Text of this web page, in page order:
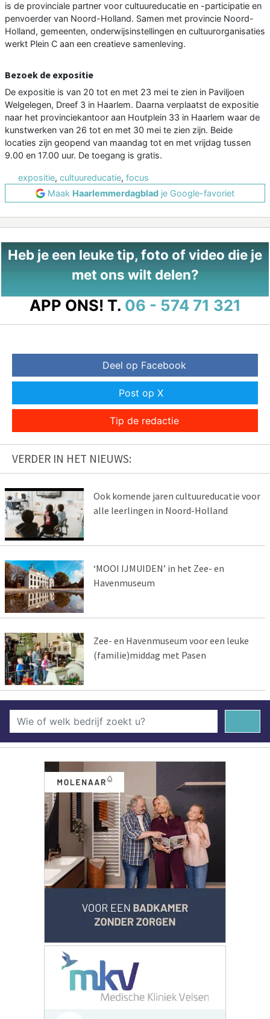
is de provinciale partner voor cultuureducatie en -participatie en
penvoerder van Noord-Holland. Samen met provincie Noord-
Holland, gemeenten, onderwijsinstellingen en cultuurorganisaties
werkt Plein C aan een creatieve samenleving.
Bezoek de expositie
De expositie is van 20 tot en met 23 mei te zien in Paviljoen
Welgelegen, Dreef 3 in Haarlem. Daarna verplaatst de expositie
naar het provinciekantoor aan Houtplein 33 in Haarlem waar de
kunstwerken van 26 tot en met 30 mei te zien zijn. Beide
locaties zijn geopend van maandag tot en met vrijdag tussen
9.00 en 17.00 uur. De toegang is gratis.
expositie, cultuureducatie, focus
Maak Haarlemmerdagblad je Google-favoriet
Heb je een leuke tip, foto of video die je
met ons wilt delen?
APP ONS! T. 06 - 574 71 321
Deel op Facebook
Post op X
Tip de redactie
VERDER IN HET NIEUWS:
Ook komende jaren cultuureducatie voor
alle leerlingen in Noord-Holland
‘MOOI IJMUIDEN’ in het Zee- en
Havenmuseum
Zee- en Havenmuseum voor een leuke
(familie)middag met Pasen